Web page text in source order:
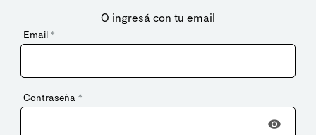
O ingresá con tu email
Email *
Contraseña *